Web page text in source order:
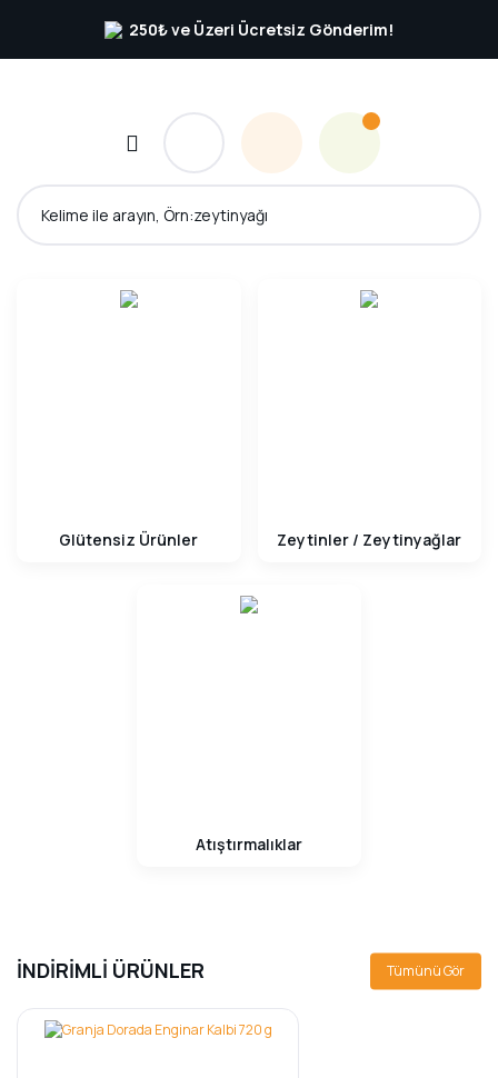
250₺ ve Üzeri Ücretsiz Gönderim!
Glütensiz Ürünler Zeytinler / Zeytinyağlar
Atıştırmalıklar
İNDİRİMLİ ÜRÜNLER Tümünü Gör